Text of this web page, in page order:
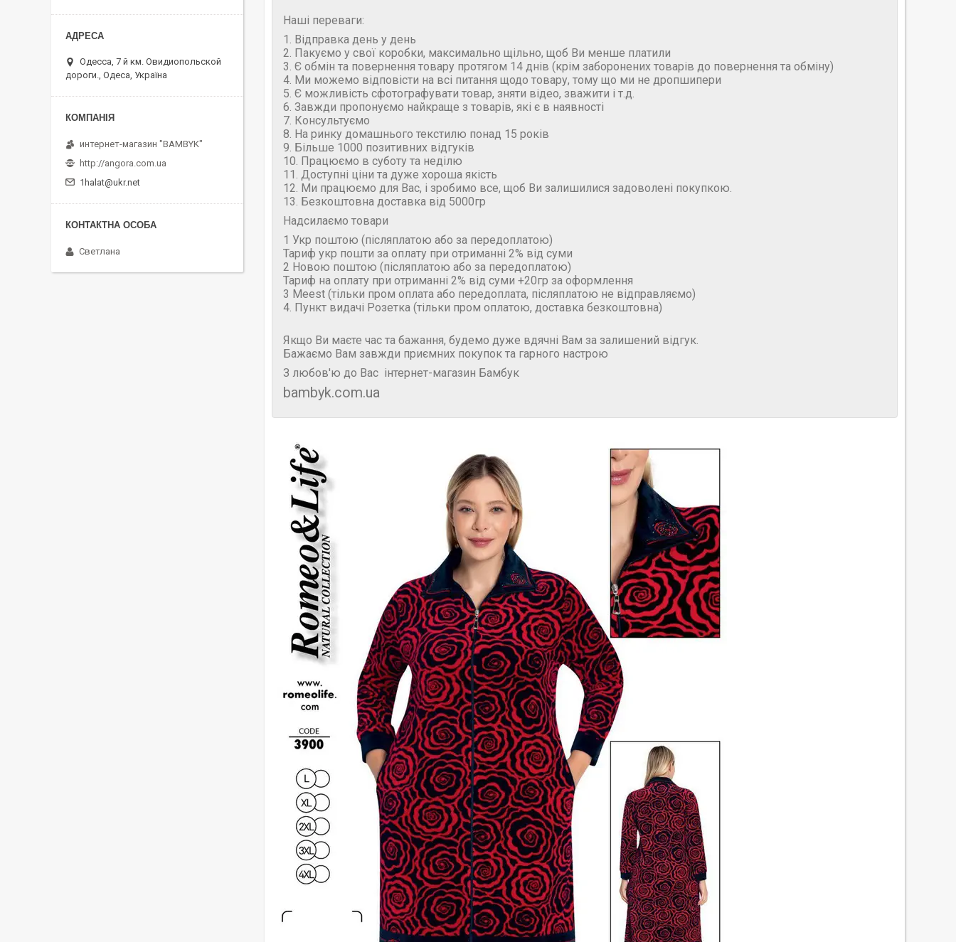
Наші переваги:
1. Відправка день у день
2. Пакуємо у свої коробки, максимально щільно, щоб Ви менше платили
3. Є обмін та повернення товару протягом 14 днів (крім заборонених товарів до повернення та обміну)
4. Ми можемо відповісти на всі питання щодо товару, тому що ми не дропшипери
5. Є можливість сфотографувати товар, зняти відео, зважити і т.д.
6. Завжди пропонуємо найкраще з товарів, які є в наявності
7. Консультуємо
8. На ринку домашнього текстилю понад 15 років
9. Більше 1000 позитивних відгуків
10. Працюємо в суботу та неділю
11. Доступні ціни та дуже хороша якість
12. Ми працюємо для Вас, і зробимо все, щоб Ви залишилися задоволені покупкою.
13. Безкоштовна доставка від 5000гр
Надсилаємо товари
1 Укр поштою (пiсляплатою або за передоплатою)
Тариф укр пошти за оплату при отриманні 2% від суми
2 Новою поштою (пiсляплатою або за передоплатою)
Тариф на оплату при отриманні 2% від суми +20гр за оформлення
3 Meest (тільки пром оплата або передоплата, післяплатою не відправляємо)
4. Пункт видачі Розетка (тільки пром оплатою, доставка безкоштовна)
Якщо Ви маєте час та бажання, будемо дуже вдячні Вам за залишений відгук.
Бажаємо Вам завжди приємних покупок та гарного настрою
З любов'ю до Вас інтернет-магазин Бамбук
bambyk.com.ua
Одесса, 7 й км. Овидиопольской
дороги., Одеса, Україна
интернет-магазин "BAMBYK"
http://angora.com.ua
1halat@ukr.net
Светлана